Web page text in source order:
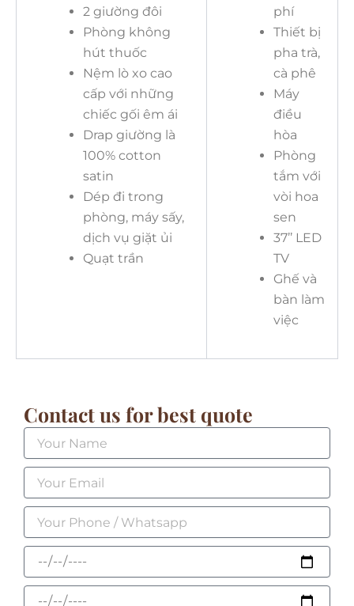
2 giường đôi
Phòng không
hút thuốc
Nệm lò xo cao
cấp với những
chiếc gối êm ái
Drap giường là
100% cotton
satin
Dép đi trong
phòng, máy sấy,
dịch vụ giặt ủi
Quạt trần
phí
Thiết bị
pha trà,
cà phê
Máy
điều
hòa
Phòng
tắm với
vòi hoa
sen
37’’ LED
TV
Ghế và
bàn làm
việc
Contact us for best quote